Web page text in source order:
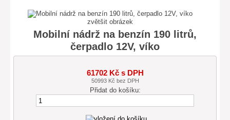
zvětšit obrázek
Mobilní nádrž na benzín 190 litrů,
čerpadlo 12V, víko
61702 Kč s DPH
50993 Kč bez DPH